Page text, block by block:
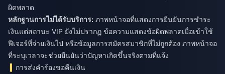
ผิดพลาด
หลักฐานการไม่ได้รับบริการ: ภาพหน้าจอที่แสดงการยืนยันการชำระ
เงินแต่สถานะ VIP ยังไม่ปรากฏ ข้อความแสดงข้อผิดพลาดเมื่อเข้าใช้
ฟีเจอร์ที่จ่ายเงินไป หรือข้อมูลการสมัครสมาชิกที่ไม่ถูกต้อง ภาพหน้าจอ
ที่ระบุเวลาจะช่วยยืนยันว่าปัญหาเกิดขึ้นจริงตามที่แจ้ง
การส่งคำร้องขอคืนเงิน